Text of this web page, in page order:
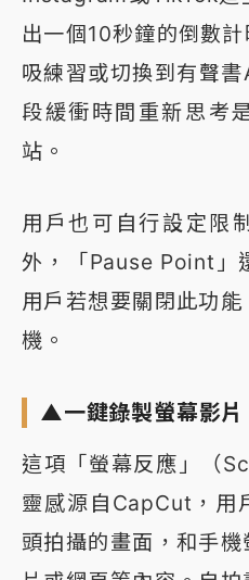
出一個10秒鐘的倒數
吸練習或切換到有聲
段緩衝時間重新思考
站。
用戶也可自行設定限
外，「Pause Point」
用戶若想要關閉此功
機。
▲一鍵錄製螢幕影片
這項「螢幕反應」（
靈感源自CapCut，用
頭拍攝的畫面，和手